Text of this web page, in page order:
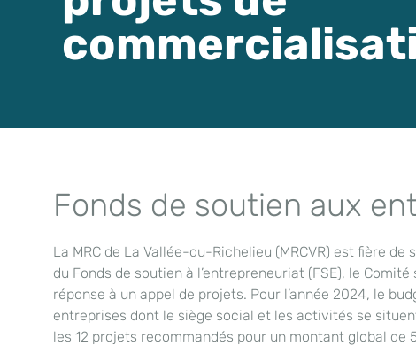
Fonds de soutien aux
La MRC de La Vallée-du-Richelieu (MRCVR) est fière
du Fonds de soutien à l’entrepreneuriat (FSE), le
réponse à un appel de projets. Pour l’année 2024, le
entreprises dont le siège social et les activités se
les 12 projets recommandés pour un montant global de